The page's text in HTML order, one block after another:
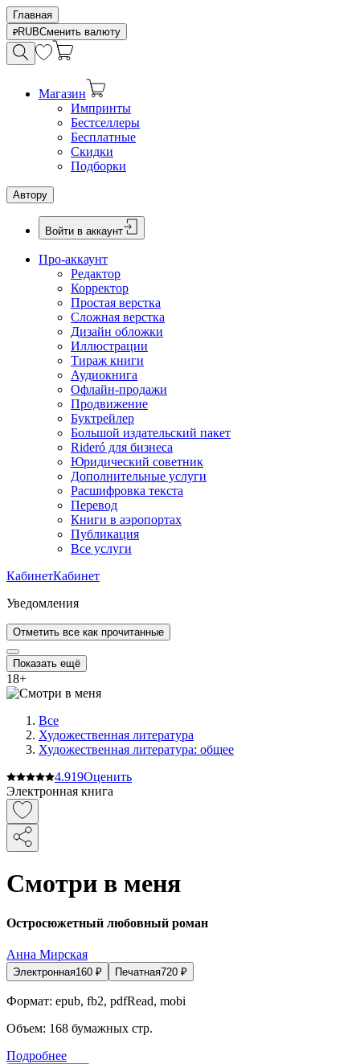
Главная
RUBСменить валюту
Магазин
Импринты
Бестселлеры
Бесплатные
Скидки
Подборки
Автору
Войти в аккаунт
Про-аккаунт
Редактор
Корректор
Простая верстка
Сложная верстка
Дизайн обложки
Иллюстрации
Тираж книги
Аудиокнига
Офлайн-продажи
Продвижение
Буктрейлер
Большой издательский пакет
Rideró для бизнеса
Юридический советник
Дополнительные услуги
Расшифровка текста
Перевод
Книги в аэропортах
Публикация
Все услуги
КабинетКабинет
Уведомления
Отметить все как прочитанные
Показать ещё
18+
Все
Художественная литература
Художественная литература: общее
4.919Оценить
Электронная книга
Смотри в меня
Остросюжетный любовный роман
Анна Мирская
Электронная160 ₽ Печатная720 ₽
Формат: epub, fb2, pdfRead, mobi
Объем: 168 бумажных стр.
Подробнее